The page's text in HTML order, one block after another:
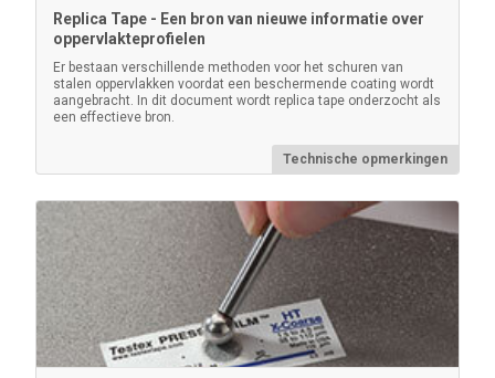
Testex gecertificeerde wielset
Wordt gebruikt om de nauwkeurigheid en werking van
alle Testex schroefmaten te controleren. Ideaal om te
Inclusief kalibratiecertificaat herleidbaar naar PTB.
Meer informatie
Replica Tape - Een bron van nieuwe informatie over
oppervlakteprofielen
Er bestaan verschillende methoden voor het schuren van
stalen oppervlakken voordat een beschermende coating wordt
aangebracht. In dit document wordt replica tape onderzocht als
een effectieve bron.
Technische opmerkingen